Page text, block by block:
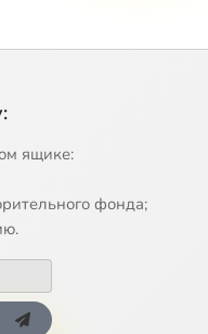
ящике:
фонда;